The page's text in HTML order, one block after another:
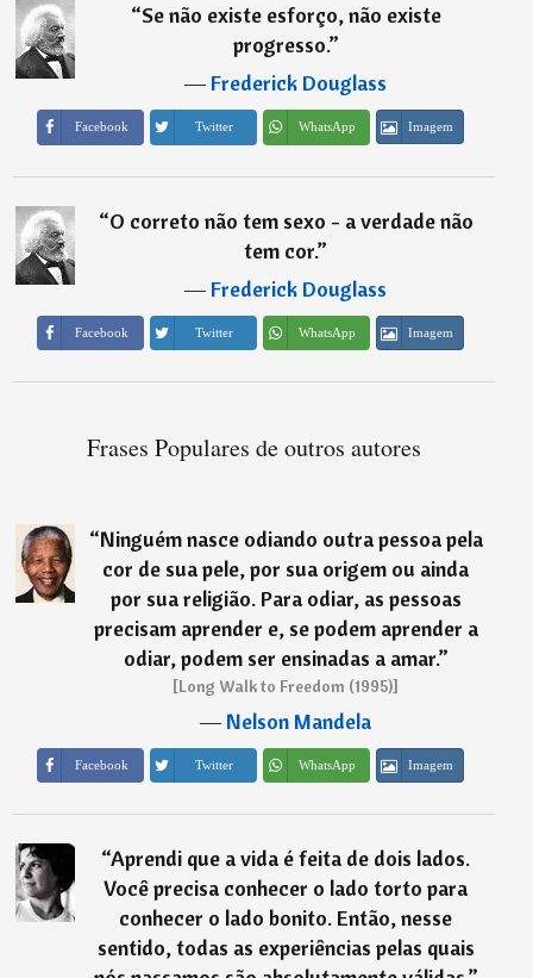
“Se não existe esforço, não existe
progresso.”
―Frederick Douglass
Facebook Twitter WhatsApp Imagem
“O correto não tem sexo - a verdade não
tem cor.”
―Frederick Douglass
Facebook Twitter WhatsApp Imagem
Frases Populares de outros autores
“Ninguém nasce odiando outra pessoa pela
cor de sua pele, por sua origem ou ainda
por sua religião. Para odiar, as pessoas
precisam aprender e, se podem aprender a
odiar, podem ser ensinadas a amar.”
[Long Walk to Freedom (1995)]
―Nelson Mandela
Facebook Twitter WhatsApp Imagem
“Aprendi que a vida é feita de dois lados.
Você precisa conhecer o lado torto para
conhecer o lado bonito. Então, nesse
sentido, todas as experiências pelas quais